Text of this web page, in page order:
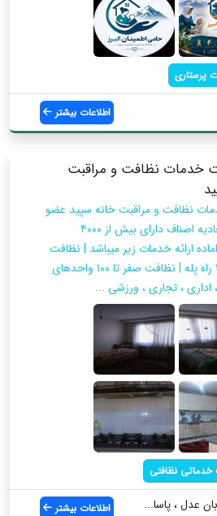
پرستاری
اطلاعات بیشتر
خدمات نظافت و مراقبت
نظافت و مراقبت خانه سپید عضو
رسمی اتحادیه اصناف دارای بیش از ۴۰۰۰
ارائه خدمات زیر میباشد | نظافت
صفر تا ۱۰۰ راه پله | نظافت صفر تا ۱۰۰ واحدهای
، تجاری ، ورزشی ...
نظافتی
عدل ، پاسا... اطلاعات بیشتر